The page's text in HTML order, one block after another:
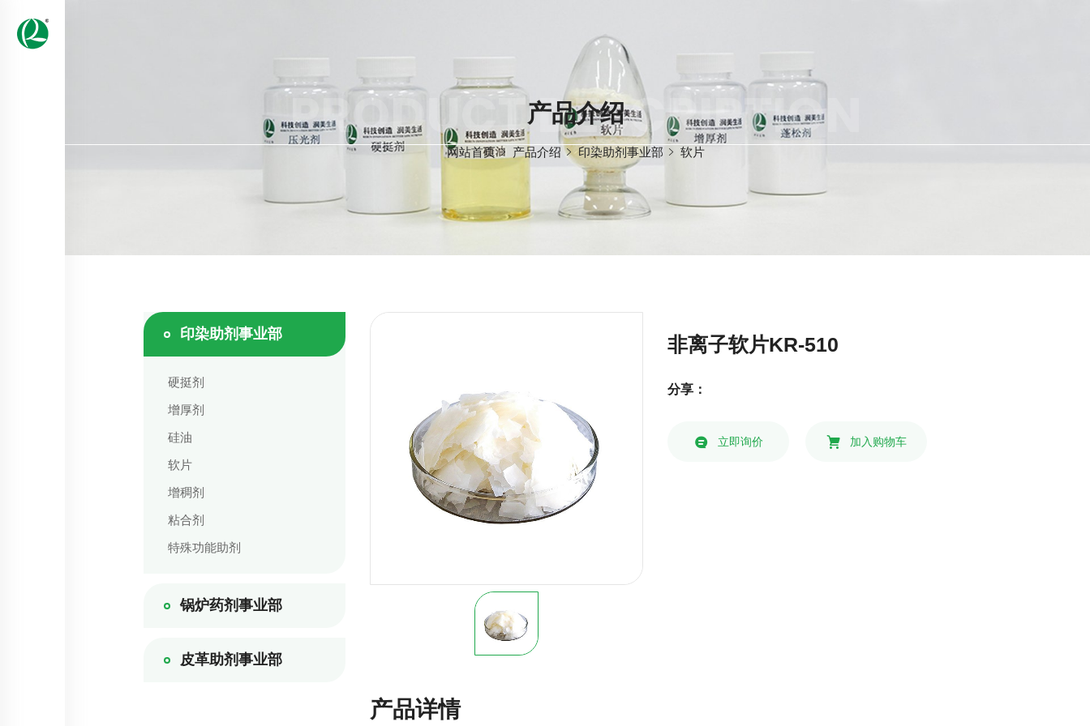
产品介绍
PRODUCT DESCRIPTION
网站首页 产品介绍 印染助剂事业部 软片
印染助剂事业部
硬挺剂
增厚剂
硅油
软片
增稠剂
粘合剂
特殊功能助剂
锅炉药剂事业部
皮革助剂事业部
非离子软片KR-510
分享：
立即询价 加入购物车
产品详情